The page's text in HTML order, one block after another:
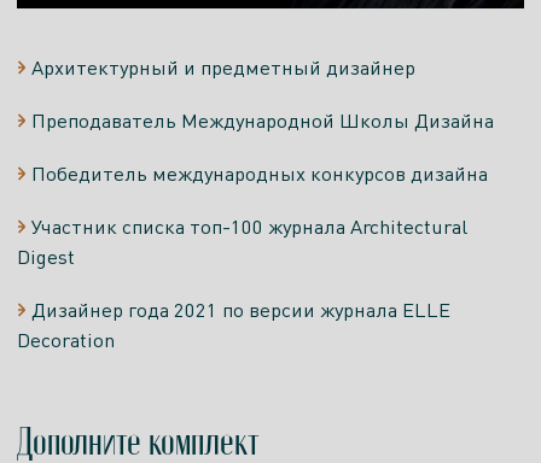
Архитектурный и предметный дизайнер
Преподаватель Международной Школы Дизайна
Победитель международных конкурсов дизайна
Участник списка топ-100 журнала Architectural
Digest
Дизайнер года 2021 по версии журнала ELLE
Decoration
Дополните комплект